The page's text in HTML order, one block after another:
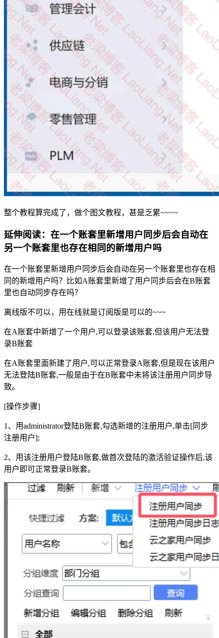
整个教程算完成了，做个图文教程，甚是乏累~~~~
延伸阅读：在一个账套里新增用户同步后会自动在
另一个账套里也存在相同的新增用户吗
在一个账套里新增用户同步后会自动在另一个账套里也存在相
同的新增用户吗？比如A账套里新增了用户同步后会在B账套
里也自动同步存在吗？
离线版不可以，用在线就是订阅版是可以的~~~
在A账套中新增了一个用户,可以登录该账套,但该用户无法登
录B账套
在A账套里面新建了用户,可以正常登录A账套,但是现在该用户
无法登陆B账套,一般是由于在B账套中未将该注册用户同步导
致。
[操作步骤]
1、用administrator登陆B账套,勾选新增的注册用户,单击[同步
注册用户];
2、用该注册用户登陆B账套,做首次登陆的激活验证操作后,该
用户即可正常登录B账套。